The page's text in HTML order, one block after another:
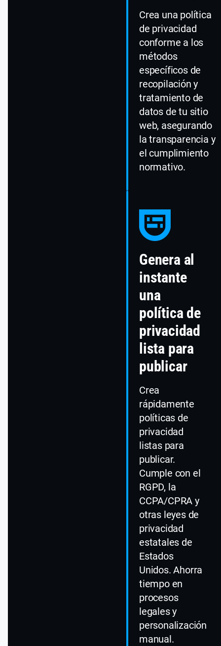
Crea una política
de privacidad
conforme a los
métodos
específicos de
recopilación y
tratamiento de
datos de tu sitio
web, asegurando
la transparencia y
el cumplimiento
normativo.
Genera al
instante
una
política de
privacidad
lista para
publicar
Crea
rápidamente
políticas de
privacidad
listas para
publicar.
Cumple con el
RGPD, la
CCPA/CPRA y
otras leyes de
privacidad
estatales de
Estados
Unidos. Ahorra
tiempo en
procesos
legales y
personalización
manual.